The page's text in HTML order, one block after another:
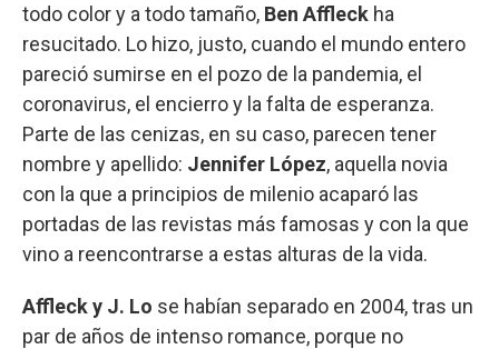
todo color y a todo tamaño, Ben Affleck ha
resucitado. Lo hizo, justo, cuando el mundo entero
pareció sumirse en el pozo de la pandemia, el
coronavirus, el encierro y la falta de esperanza.
Parte de las cenizas, en su caso, parecen tener
nombre y apellido: Jennifer López, aquella novia
con la que a principios de milenio acaparó las
portadas de las revistas más famosas y con la que
vino a reencontrarse a estas alturas de la vida.
Affleck y J. Lo se habían separado en 2004, tras un
par de años de intenso romance, porque no